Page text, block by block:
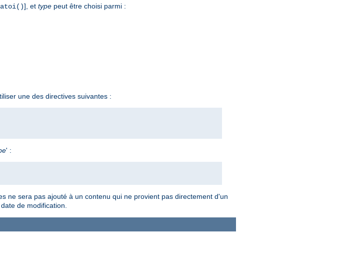
atoi()], et type peut être choisi parmi :
une des directives suivantes :
' :
ne sera pas ajouté à un contenu qui ne provient pas directement d'un
de modification.